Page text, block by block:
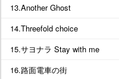
13.Another Ghost
14.Threefold choice
15.サヨナラ Stay with me
16.路面電車の街